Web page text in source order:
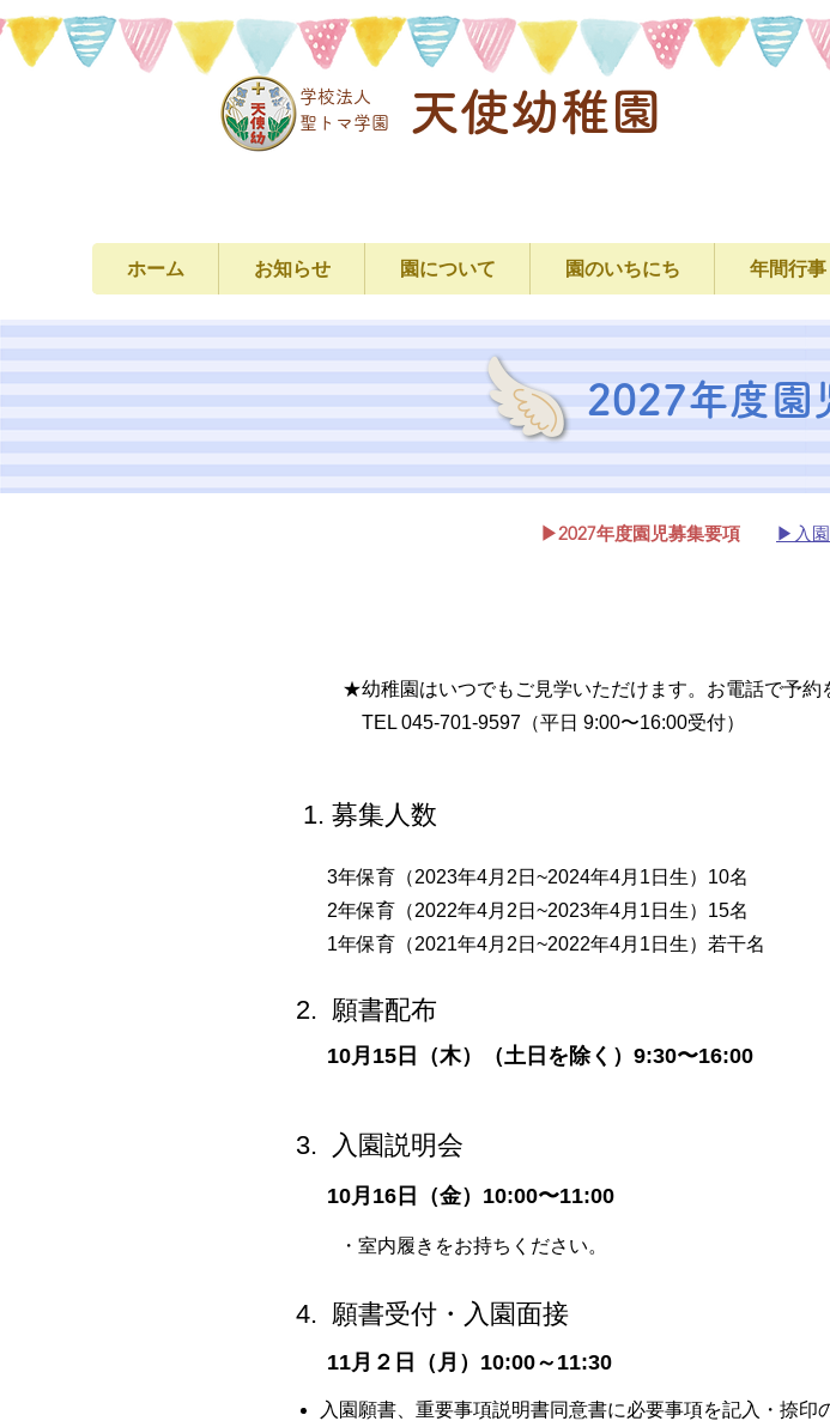
学校法人
​聖トマ学園
天使幼稚園
ホーム お知らせ 園について 園のいちにち 年間行事
2027年度園
▶2027年度園児募集要項 ▶入
★幼稚園はいつでもご見学いただけます。お電話で予約
TEL 045-701-9597（平日 9:00〜16:00受付）
1. 募集人数
3年保育（2023年4月2日~2024年4月1日生）10名
2年保育（2022年4月2日~2023年4月1日生）15名
1年保育（2021年4月2日~2022年4月1日生）若干名
2. 願書配布
10月15日（木）（土日を除く）9:30〜16:00
3. 入園説明会
10月16日（金）10:00〜11:00
​・室内履きをお持ちください。
4. 願書受付・入園面接
11月２日（月）10:00～11:30
入園願書、重要事項説明書同意書に必要事項を記入・捺